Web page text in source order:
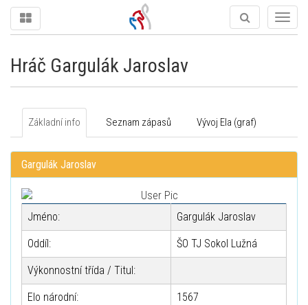
Hráč Gargulák Jaroslav
Základní info Seznam zápasů Vývoj Ela (graf)
Gargulák Jaroslav
Jméno: Gargulák Jaroslav
Oddíl: ŠO TJ Sokol Lužná
Výkonnostní třída / Titul:
Elo národní: 1567